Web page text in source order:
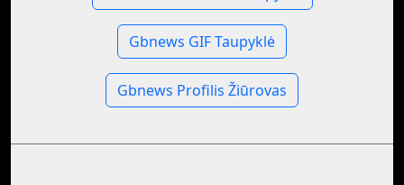
Gbnews GIF Taupyklė
Gbnews Profilis Žiūrovas